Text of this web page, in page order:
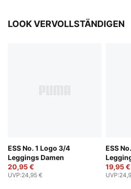
LOOK VERVOLLSTÄNDIGEN
ESS No. 1 Logo 3/4
Leggings Damen
20,95 €
UVP:24,95 €
ESS
19,95 €
UVP: